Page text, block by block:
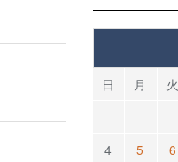
日 月 火
4
5 6